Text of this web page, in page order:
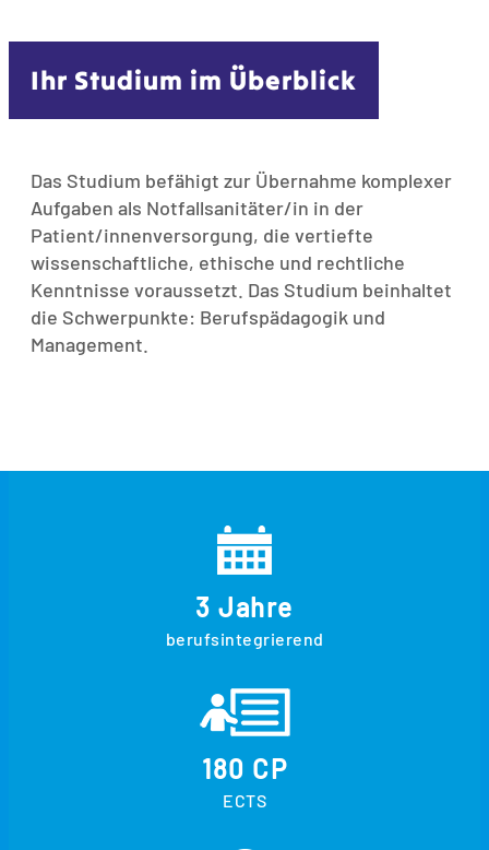
Ihr Studium im Überblick
Das Studium befähigt zur Übernahme komplexer
Aufgaben als Notfallsanitäter/in in der
Patient/innenversorgung, die vertiefte
wissenschaftliche, ethische und rechtliche
Kenntnisse voraussetzt. Das Studium beinhaltet
die Schwerpunkte: Berufspädagogik und
Management.
3 Jahre
berufsintegrierend
180 CP
ECTS